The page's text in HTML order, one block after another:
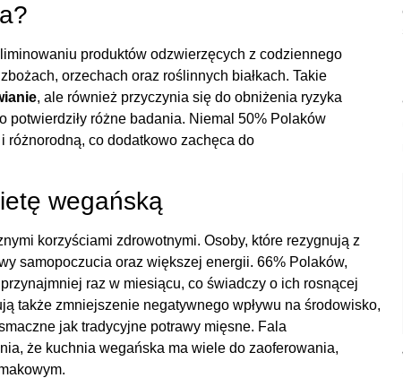
produktów odzwierzęcych z codziennego
orzechach oraz roślinnych białkach. Takie
, ale również przyczynia się do obniżenia ryzyka
potwierdziły różne badania. Niemal 50% Polaków
różnorodną, co dodatkowo zachęca do
wegańską
korzyściami zdrowotnymi. Osoby, które rezygnują z
samopoczucia oraz większej energii. 66% Polaków,
raz w miesiącu, co świadczy o ich rosnącej
także zmniejszenie negatywnego wpływu na środowisko,
jak tradycyjne potrawy mięsne. Fala
że kuchnia wegańska ma wiele do zaoferowania,